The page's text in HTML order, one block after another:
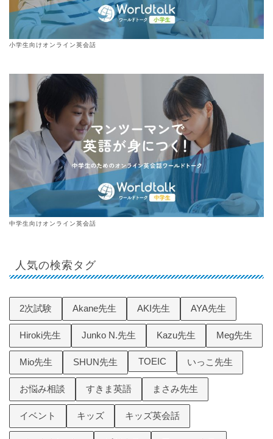
小学生向けオンライン英会話
中学生向けオンライン英会話
人気の検索タグ
2次試験 Akane先生 AKI先生 AYA先生
Hiroki先生 Junko N.先生 Kazu先生 Meg先生
Mio先生 SHUN先生 TOEIC いっこ先生
お悩み相談 すきま英語 まさみ先生
イベント キッズ キッズ英会話